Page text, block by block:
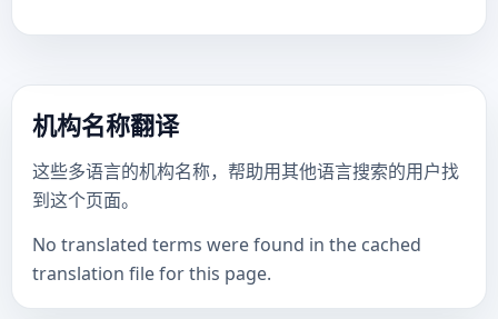
机构名称翻译
这些多语言的机构名称，帮助用其他语言搜索的用户找
到这个页面。
No translated terms were found in the cached
translation file for this page.